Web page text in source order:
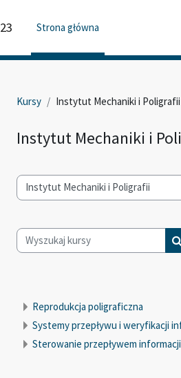
Strona główna
Kursy Instytut Mechaniki i Poligrafii
Instytut Mechaniki i
kursów
Wyszukaj kursy
Reprodukcja poligraficzna
Systemy przepływu i weryfikacji
Sterowanie przepływem